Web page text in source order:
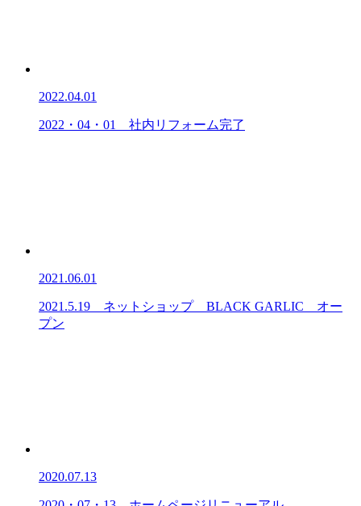
2022.04.01
2022・04・01 社内リフォーム完了
2021.06.01
2021.5.19 ネットショップ BLACK GARLIC オー
プン
2020.07.13